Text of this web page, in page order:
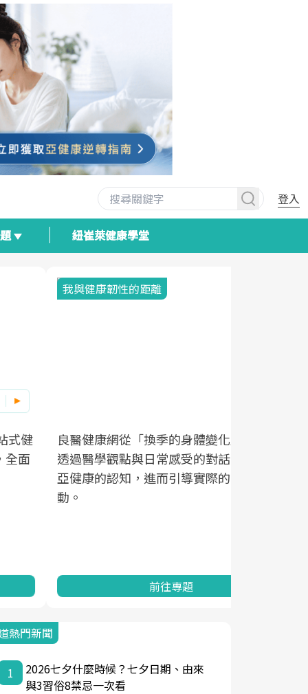
登入
紐崔萊健康學堂
與健康韌性的距離
醫健康網從「換季的身體變化」出發，
過醫學觀點與日常感受的對話，建立對
健康的認知，進而引導實際的改善行
熱門新聞
1
2026七夕什麼時候？七夕日期、由來
與3習俗8禁忌一次看